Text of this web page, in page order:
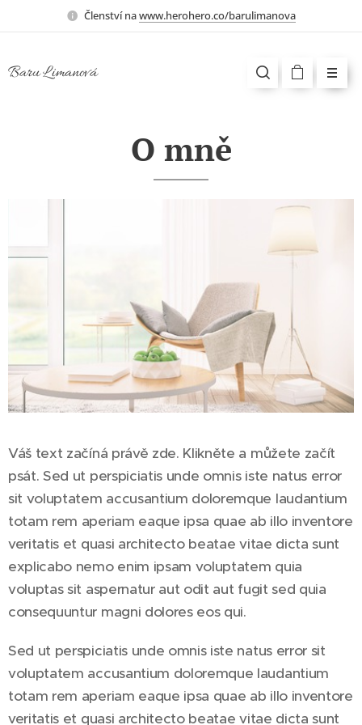
Členství nawww.herohero.co/barulimanova
Baru Limanová
O mně
Váš text začíná právě zde. Klikněte a můžete začít
psát. Sed ut perspiciatis unde omnis iste natus error
sit voluptatem accusantium doloremque laudantium
totam rem aperiam eaque ipsa quae ab illo inventore
veritatis et quasi architecto beatae vitae dicta sunt
explicabo nemo enim ipsam voluptatem quia
voluptas sit aspernatur aut odit aut fugit sed quia
consequuntur magni dolores eos qui.
Sed ut perspiciatis unde omnis iste natus error sit
voluptatem accusantium doloremque laudantium
totam rem aperiam eaque ipsa quae ab illo inventore
veritatis et quasi architecto beatae vitae dicta sunt